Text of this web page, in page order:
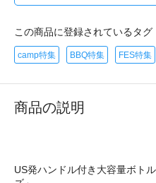
この商品に登録されているタグ
camp特集 BBQ特集 FES特集
商品の説明
US発ハンドル付き大容量ボト